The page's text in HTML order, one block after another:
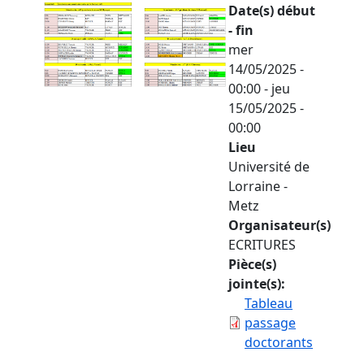
Date(s) début
- fin
mer
14/05/2025 -
00:00- jeu
15/05/2025 -
00:00
Lieu
Université de
Lorraine -
Metz
Organisateur(s)
ECRITURES
Pièce(s)
jointe(s)
Tableau
passage
doctorants